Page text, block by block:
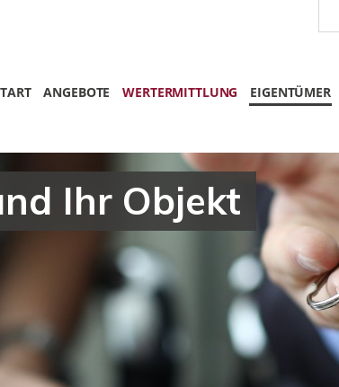
ANGEBOTE WERTERMITTLUNG EIGENTÜMER
Ihr Objekt